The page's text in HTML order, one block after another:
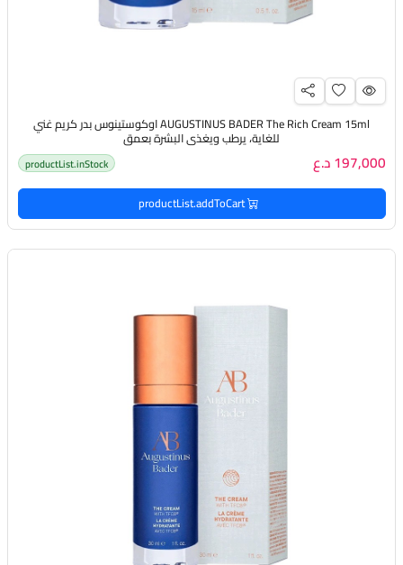
AUGUSTINUS BADER The Rich Cream 15ml اوكوستينوس بدر كريم غني
للغاية، يرطب ويغذي البشرة بعمق
197,000 د.ع productList.inStock
productList.addToCart